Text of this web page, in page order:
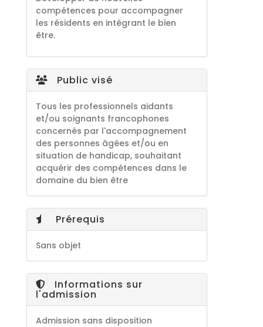
compétences pour accompagner
les résidents en intégrant le bien
être.
Public visé
Tous les professionnels aidants
et/ou soignants francophones
concernés par l'accompagnement
des personnes âgées et/ou en
situation de handicap, souhaitant
acquérir des compétences dans le
domaine du bien être
Prérequis
Sans objet
Informations sur
l'admission
Admission sans disposition